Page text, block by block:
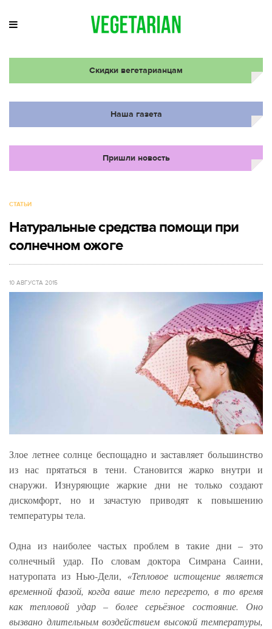
Скидки вегетарианцам
Наша газета
Пришли новость
СТАТЬИ
Натуральные средства помощи при
солнечном ожоге
10 АВГУСТА 2015
Злое летнее солнце беспощадно и заставляет большинство
из нас прятаться в тени. Становится жарко внутри и
снаружи. Изнуряющие жаркие дни не только создают
дискомфорт, но и зачастую приводят к повышению
температуры тела.
Одна из наиболее частых проблем в такие дни – это
солнечный удар. По словам доктора Симрана Саини,
натуропата из Нью-Дели, «Тепловое истощение является
временной фазой, когда ваше тело перегрето, в то время
как тепловой удар – более серьёзное состояние. Оно
вызвано длительным воздействием высокой температуры,